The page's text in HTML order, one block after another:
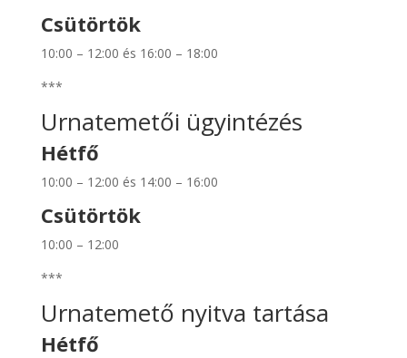
Csütörtök
10:00 – 12:00 és 16:00 – 18:00
***
Urnatemetői ügyintézés
Hétfő
10:00 – 12:00 és 14:00 – 16:00
Csütörtök
10:00 – 12:00
***
Urnatemető nyitva tartása
Hétfő